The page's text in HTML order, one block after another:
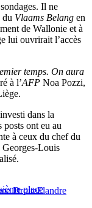
Il ne
du Vlaams Belang en
de Wallonie et à
lui ouvrirait l’accès
temps. On aura
à l’AFP Noa Pozzi,
dans la
posts ont eu au
à ceux du chef du
Louis
place
DroiteFlandre